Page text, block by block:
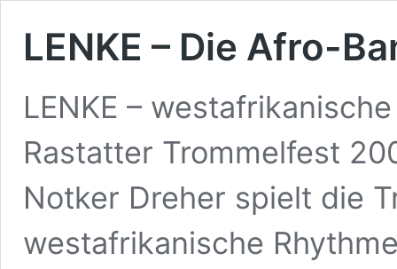
LENKE – Die Afro-
LENKE –
Rastatter Trommelfest
Notker Dreher spielt die
westafrikanische